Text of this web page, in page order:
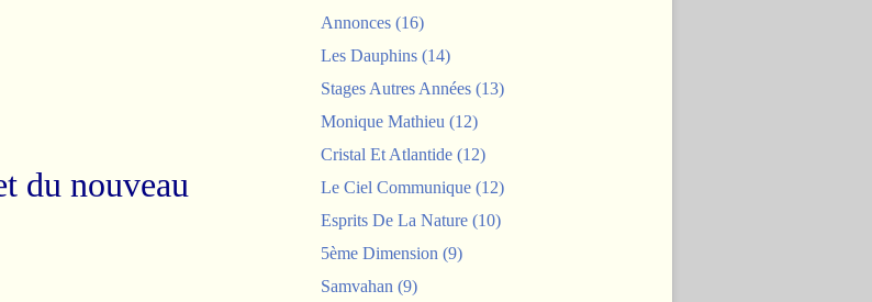
du nouveau
Annonces (16)
Les Dauphins (14)
Stages Autres Années (13)
Monique Mathieu (12)
Cristal Et Atlantide (12)
Le Ciel Communique (12)
Esprits De La Nature (10)
5ème Dimension (9)
Samvahan (9)